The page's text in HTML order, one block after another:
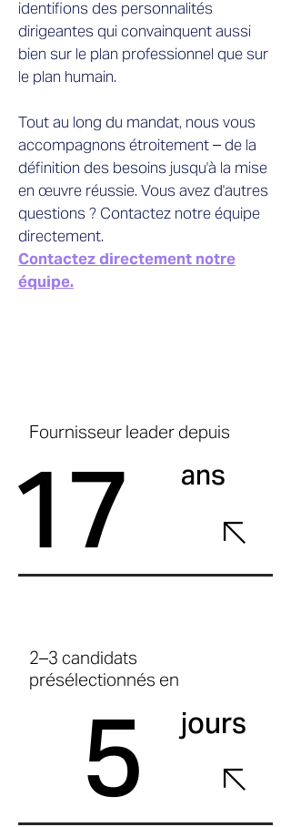
identifions des personnalités
dirigeantes qui convainquent aussi
bien sur le plan professionnel que sur
le plan humain.
Tout au long du mandat, nous vous
accompagnons étroitement – de la
définition des besoins jusqu'à la mise
en œuvre réussie. Vous avez d'autres
questions ? Contactez notre équipe
directement.
Contactez directement notre
équipe.
Fournisseur leader depuis
17 ans
2–3 candidats
présélectionnés en
5 jours